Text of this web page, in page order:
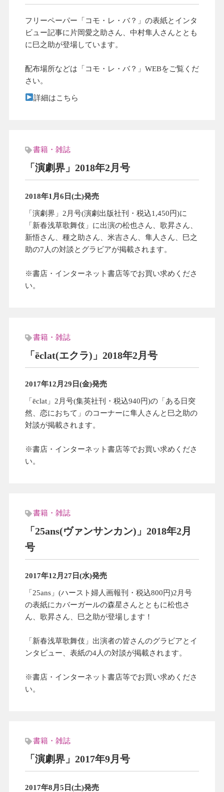
フリーペーパー「コモ・レ・バ？」の表紙とインタ
ビュー記事に片岡愛之助さん、中村隼人さんととも
に巳之助が登場しています。
配布場所などは「コモ・レ・バ？」WEBをご覧くだ
さい。
詳細はこちら
書籍・雑誌
「演劇界」2018年2月号
2018年1月6日(土)発売
「演劇界」2月号(演劇出版社刊・税込1,450円)に
「新春浅草歌舞伎」に出演の松也さん、歌昇さん、
新悟さん、種之助さん、米吉さん、隼人さん、巳之
助の7人の対談とグラビアが掲載されます。
※書店・インターネット書店等でお買い求めくださ
い。
書籍・雑誌
「ēclat(エクラ)」2018年2月号
2017年12月29日(金)発売
「ēclat」2月号(集英社刊・税込940円)の「ある日突
然、恋におちて」のコーナーに隼人さんと巳之助の
対談が掲載されます。
※書店・インターネット書店等でお買い求めくださ
い。
書籍・雑誌
「25ans(ヴァンサンカン)」2018年2月
号
2017年12月27日(水)発売
「25ans」(ハースト婦人画報刊・税込800円)2月号
の表紙にカバーガールの森星さんとともに松也さ
ん、歌昇さん、巳之助が登場します！
「新春浅草歌舞伎」出演者の皆さんのグラビアとイ
ンタビュー、表紙の4人の対談が掲載されます。
※書店・インターネット書店等でお買い求めくださ
い。
書籍・雑誌
「演劇界」2017年9月号
2017年8月5日(土)発売